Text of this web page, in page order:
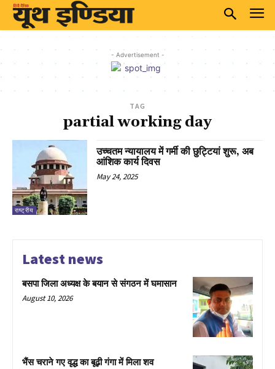
- Advertisement -
TAG
partial working day
राष्ट्रीय
उच्चतम न्यायालय में गर्मी की छुट्टियां शुरू, अब
आंशिक कार्य दिवस
May 24, 2025
Latest news
बसपा जिला अध्यक्ष के बयान से संगठन में घमासान
August 10, 2026
भैंस चराने गए वृद्ध का बूढ़ी गंगा में मिला शव